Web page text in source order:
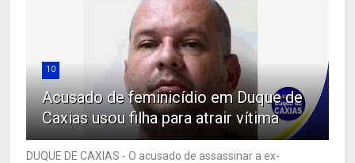
10
Acusado de feminicídio em Duque de
Caxias usou filha para atrair vítima
DUQUE DE CAXIAS - O acusado de assassinar a ex-